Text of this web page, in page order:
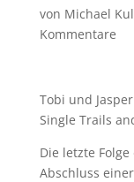
von Michael
Kommentare
Tobi und
Single Trails
Die letzte
Abschluss